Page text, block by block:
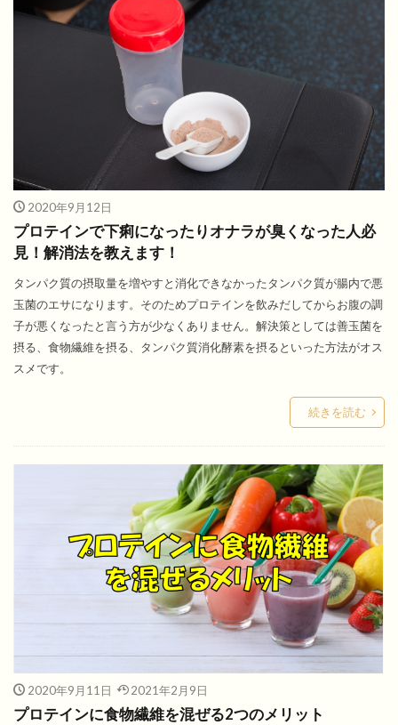
2020年9月12日
プロテインで下痢になったりオナラが臭くなった人必
見！解消法を教えます！
タンパク質の摂取量を増やすと消化できなかったタンパク質が腸内で悪
玉菌のエサになります。そのためプロテインを飲みだしてからお腹の調
子が悪くなったと言う方が少なくありません。解決策としては善玉菌を
摂る、食物繊維を摂る、タンパク質消化酵素を摂るといった方法がオス
スメです。
続きを読む
2020年9月11日 2021年2月9日
プロテインに食物繊維を混ぜる2つのメリット